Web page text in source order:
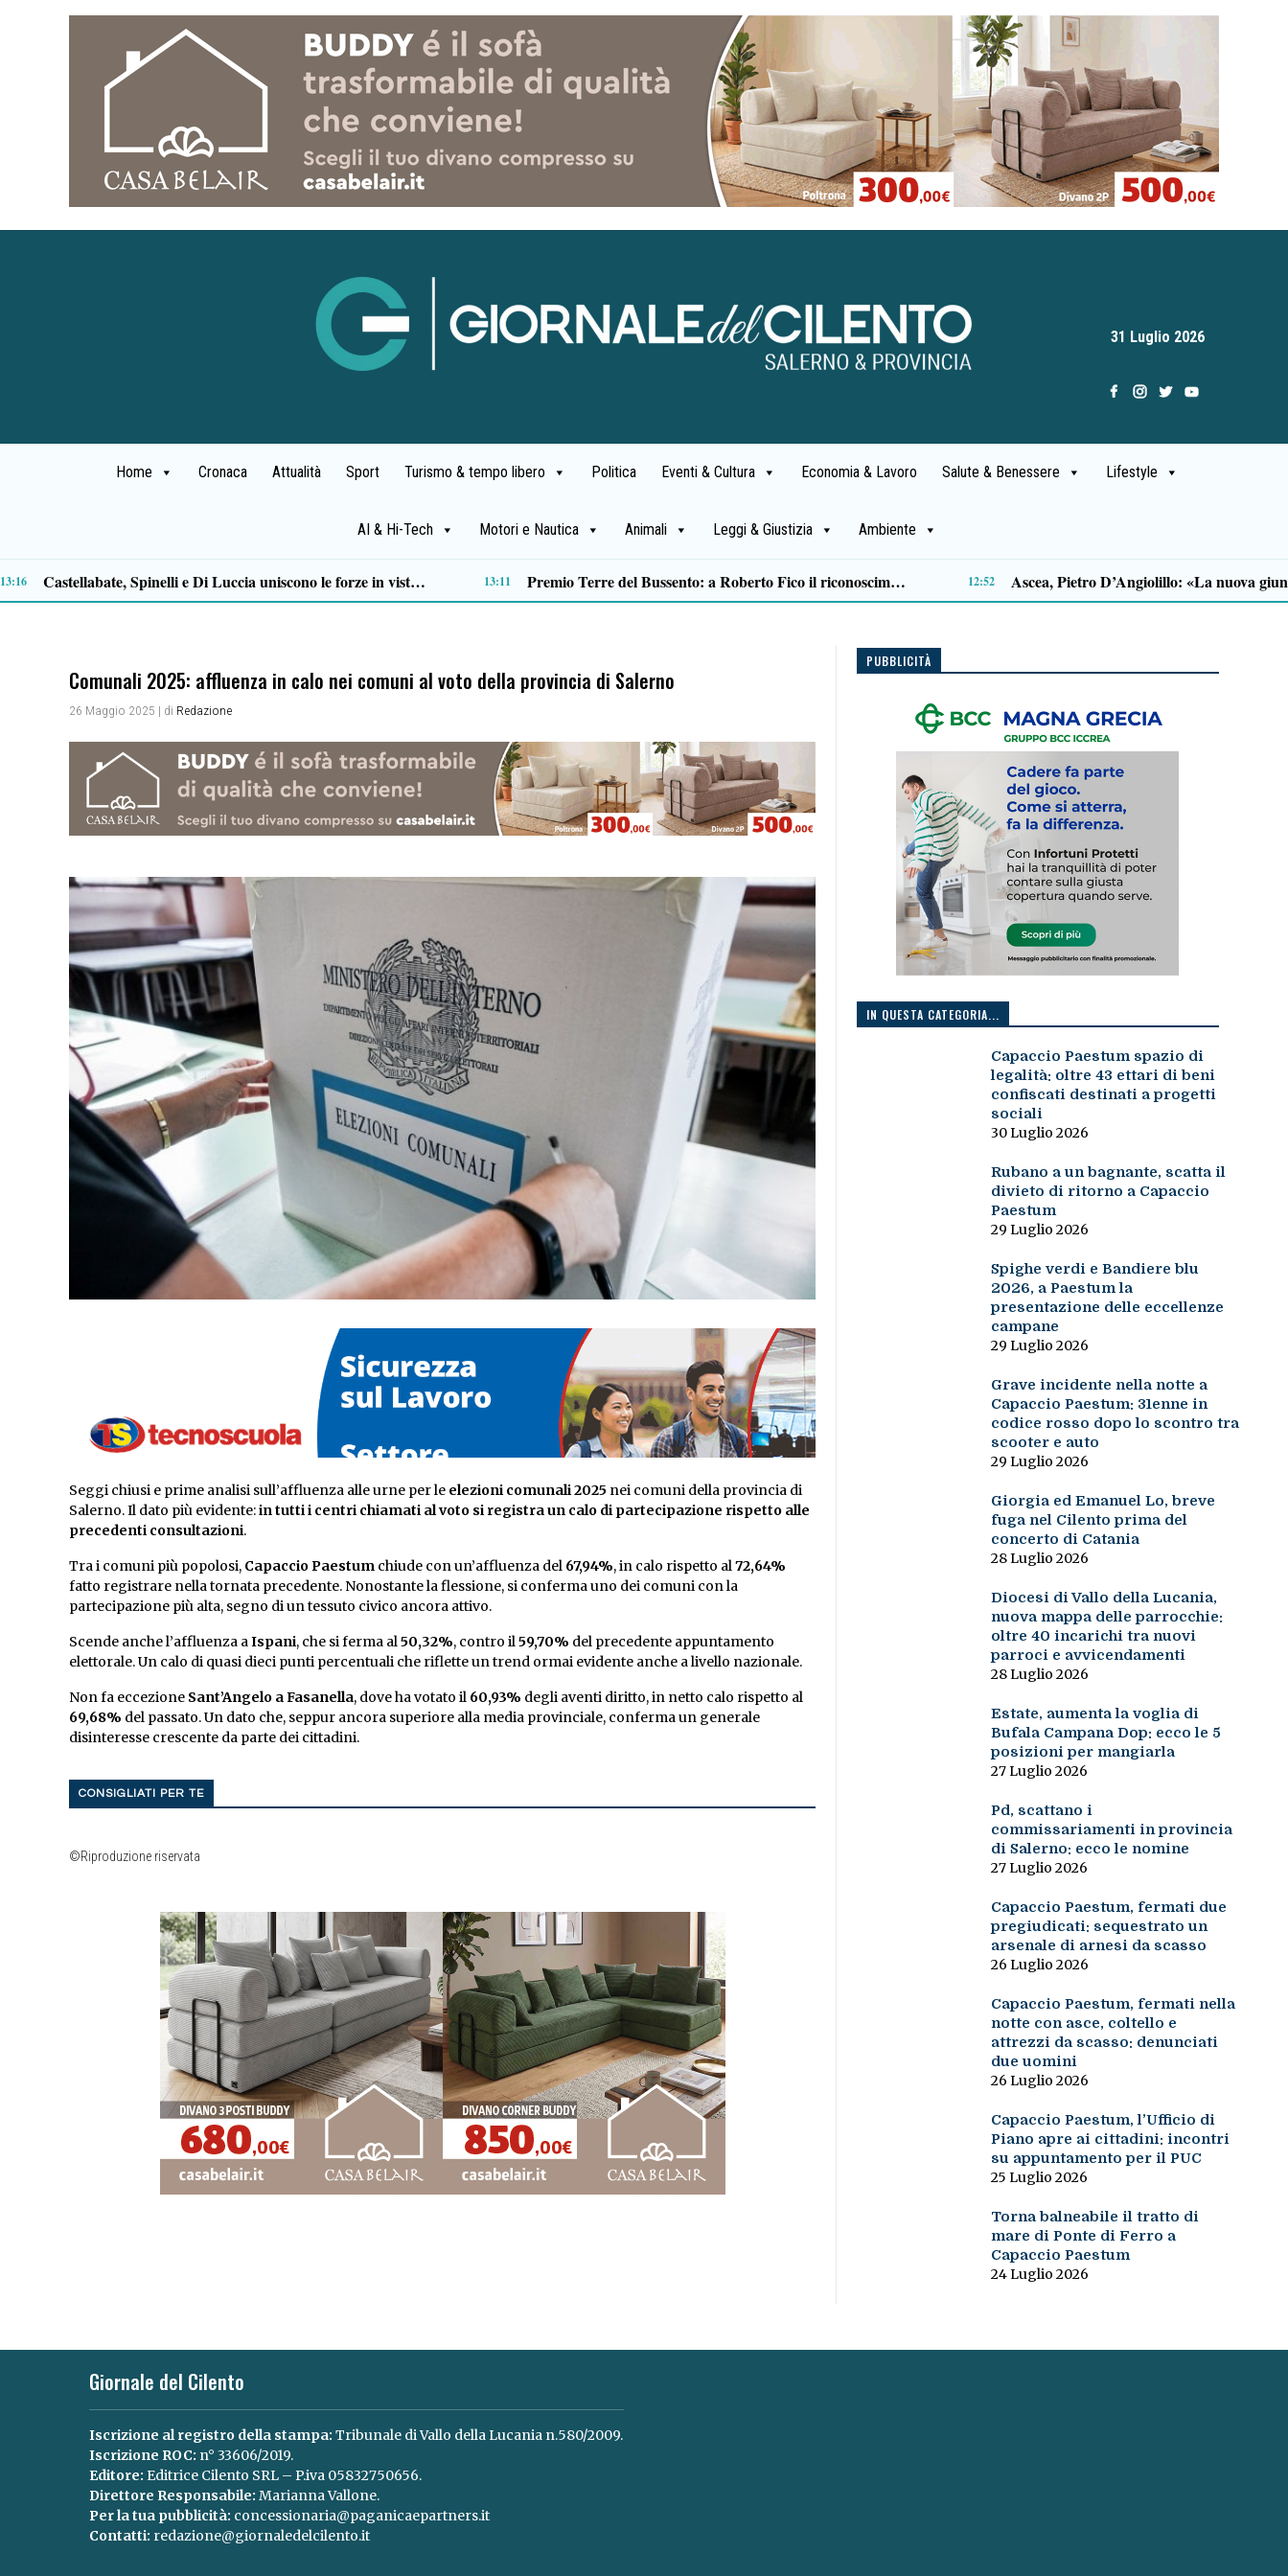
31 Luglio 2026
Home Cronaca Attualità Sport Turismo & tempo libero Politica Eventi & Cultura Economia & Lavoro Salute & Benessere Lifestyle
AI & Hi-Tech Motori e Nautica Animali Leggi & Giustizia Ambiente
Mobilità sostenibile, Baronissi conquista il primo posto in graduatoria per lo scuolabus elettrico 11:05 Legittima difesa Centola, Tommasetti: «Giustizia conferma che avevamo scelto bene» 10:44 Legittima difesa Centola, avvocato Antonello Natale: «La giustizia ha fatto il suo corso» 10:22
Comunali 2025: affluenza in calo nei comuni al voto della provincia di Salerno
26 Maggio 2025 | di Redazione
Seggi chiusi e prime analisi sull’affluenza alle urne per le elezioni comunali 2025 nei comuni della provincia di
Salerno. Il dato più evidente:in tutti i centri chiamati al voto si registra un calo di partecipazione rispetto alle
precedenti consultazioni.
Tra i comuni più popolosi, Capaccio Paestum chiude con un’affluenza del 67,94%, in calo rispetto al72,64%
fatto registrare nella tornata precedente. Nonostante la flessione, si conferma uno dei comuni con la
partecipazione più alta, segno di un tessuto civico ancora attivo.
Scende anche l’affluenza aIspani, che si ferma al50,32%, contro il59,70% del precedente appuntamento
elettorale. Un calo di quasi dieci punti percentuali che riflette un trend ormai evidente anche a livello nazionale.
Non fa eccezione Sant’Angelo a Fasanella, dove ha votato il 60,93% degli aventi diritto, in netto calo rispetto al
69,68% del passato. Un dato che, seppur ancora superiore alla media provinciale, conferma un generale
disinteresse crescente da parte dei cittadini.
CONSIGLIATI PER TE
©Riproduzione riservata
PUBBLICITÀ
IN QUESTA CATEGORIA...
Capaccio Paestum spazio di
legalità: oltre 43 ettari di beni
confiscati destinati a progetti
sociali
30 Luglio 2026
Rubano a un bagnante, scatta il
divieto di ritorno a Capaccio
Paestum
29 Luglio 2026
Spighe verdi e Bandiere blu
2026, a Paestum la
presentazione delle eccellenze
campane
29 Luglio 2026
Grave incidente nella notte a
Capaccio Paestum: 31enne in
codice rosso dopo lo scontro tra
scooter e auto
29 Luglio 2026
Giorgia ed Emanuel Lo, breve
fuga nel Cilento prima del
concerto di Catania
28 Luglio 2026
Diocesi di Vallo della Lucania,
nuova mappa delle parrocchie:
oltre 40 incarichi tra nuovi
parroci e avvicendamenti
28 Luglio 2026
Estate, aumenta la voglia di
Bufala Campana Dop: ecco le 5
posizioni per mangiarla
27 Luglio 2026
Pd, scattano i
commissariamenti in provincia
di Salerno: ecco le nomine
27 Luglio 2026
Capaccio Paestum, fermati due
pregiudicati: sequestrato un
arsenale di arnesi da scasso
26 Luglio 2026
Capaccio Paestum, fermati nella
notte con asce, coltello e
attrezzi da scasso: denunciati
due uomini
26 Luglio 2026
Capaccio Paestum, l’Ufficio di
Piano apre ai cittadini: incontri
su appuntamento per il PUC
25 Luglio 2026
Torna balneabile il tratto di
mare di Ponte di Ferro a
Capaccio Paestum
24 Luglio 2026
Giornale del Cilento
Iscrizione al registro della stampa: Tribunale di Vallo della Lucania n.580/2009.
Iscrizione ROC: n° 33606/2019.
Editore: Editrice Cilento SRL – P.iva 05832750656.
Direttore Responsabile: Marianna Vallone.
Per la tua pubblicità: concessionaria@paganicaepartners.it
Contatti: redazione@giornaledelcilento.it